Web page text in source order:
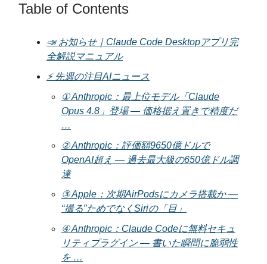
Table of Contents
📣 お知らせ｜Claude Code Desktopアプリ完
全解説マニュアル
⚡️ 先週の注目AIニュース
① Anthropic：最上位モデル「Claude
Opus 4.8」登場 — 価格据え置きで精度だ
…
② Anthropic：評価額9650億ドルで
OpenAI超え — 過去最大級の650億ドル調
達
③ Apple：次期AirPodsにカメラ搭載か —
“撮る”ためでなくSiriの「目」
④ Anthropic：Claude Codeに無料セキュ
リティプラグイン — 書いた瞬間に脆弱性
を …